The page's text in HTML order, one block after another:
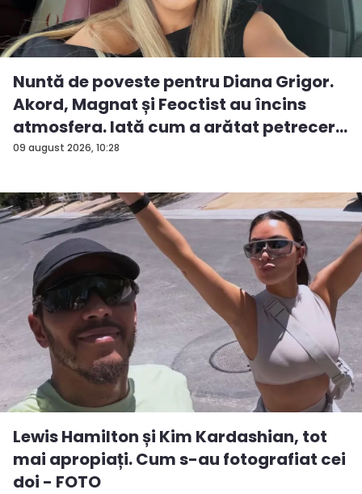
09 august 2026, 10:28
Nuntă de poveste pentru Diana Grigor.
Akord, Magnat și Feoctist au încins
atmosfera. Iată cum a arătat petrecer...
Lewis Hamilton și Kim Kardashian, tot
mai apropiați. Cum s-au fotografiat cei
doi - FOTO